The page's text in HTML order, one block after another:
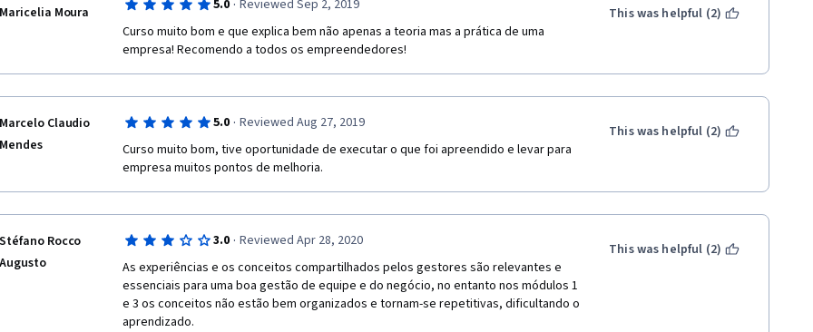
Maricelia Moura 5.0 · Reviewed Sep 2, 2019
Curso muito bom e que explica bem não apenas a teoria mas a prática de uma
empresa! Recomendo a todos os empreendedores!
This was helpful (2)
Marcelo Claudio
Mendes
5.0 · Reviewed Aug 27, 2019
Curso muito bom, tive oportunidade de executar o que foi apreendido e levar para
empresa muitos pontos de melhoria.
This was helpful (2)
Stéfano Rocco
Augusto
3.0 · Reviewed Apr 28, 2020
As experiências e os conceitos compartilhados pelos gestores são relevantes e
essenciais para uma boa gestão de equipe e do negócio, no entanto nos módulos 1
e 3 os conceitos não estão bem organizados e tornam-se repetitivas, dificultando o
aprendizado.
This was helpful (2)